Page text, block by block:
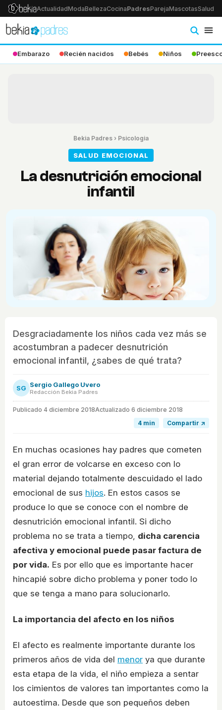
ActualidadModaBellezaCocinaPadresParejaMascotasSalud
Embarazo Recién nacidos Bebés Niños
Bekia Padres › Psicologia
SALUD EMOCIONAL
La desnutrición emocional
infantil
Desgraciadamente los niños cada vez más se
acostumbran a padecer desnutrición
emocional infantil, ¿sabes de qué trata?
SG Sergio Gallego Uvero
Redacción Bekia Padres
Publicado 4 diciembre 2018Actualizado 6 diciembre 2018
4 min
Compartir ↗
En muchas ocasiones hay padres que cometen
el gran error de volcarse en exceso con lo
material dejando totalmente descuidado el lado
emocional de sus hijos. En estos casos se
produce lo que se conoce con el nombre de
desnutrición emocional infantil. Si dicho
problema no se trata a tiempo, dicha carencia
afectiva y emocional puede pasar factura de
por vida. Es por ello que es importante hacer
hincapié sobre dicho problema y poner todo lo
que se tenga a mano para solucionarlo.
La importancia del afecto en los niños
El afecto es realmente importante durante los
primeros años de vida del menor ya que durante
esta etapa de la vida, el niño empieza a sentar
los cimientos de valores tan importantes como la
autoestima. Desde que son pequeños deben